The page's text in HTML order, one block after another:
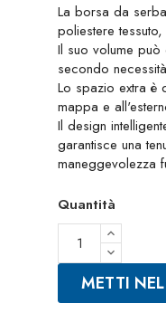
La borsa da
poliestere
Il suo volume
secondo
Lo spazio extra è
mappa e
Il design
garantisce una
maneggevolezza
Quantità
METTI